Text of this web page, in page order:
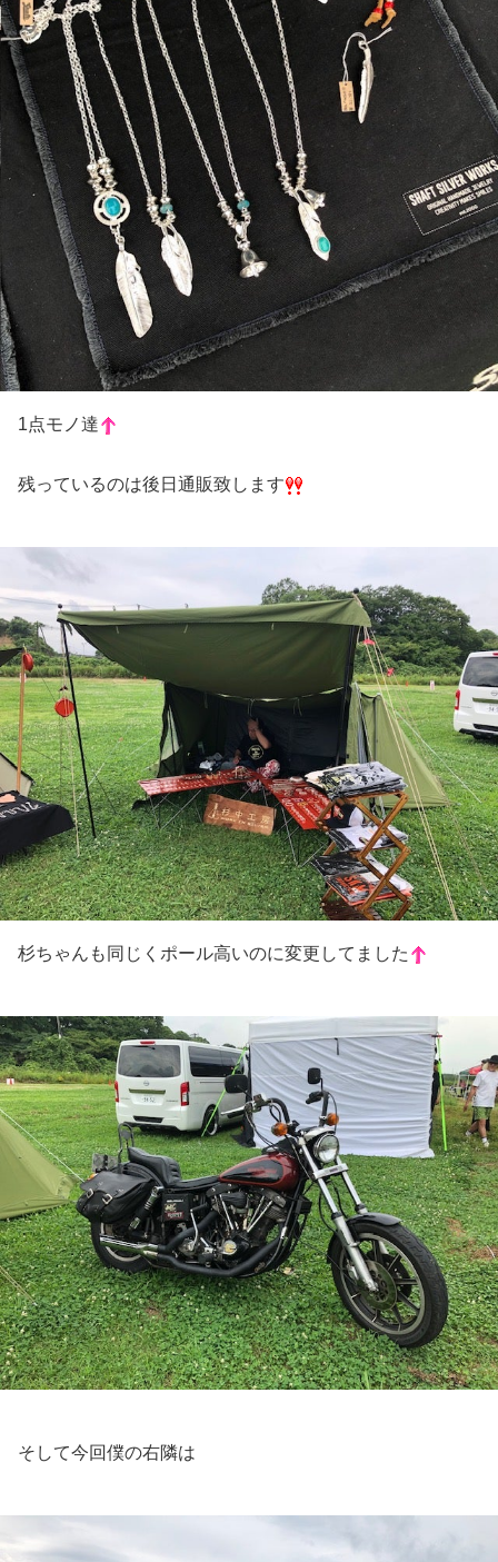
1点モノ達
残っているのは後日通販致します
杉ちゃんも同じくポール高いのに変更してました
そして今回僕の右隣は